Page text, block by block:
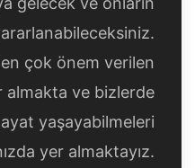
en çok önem verilen
almakta ve bizlerde
yaşayabilmeleri
yer almaktayız.